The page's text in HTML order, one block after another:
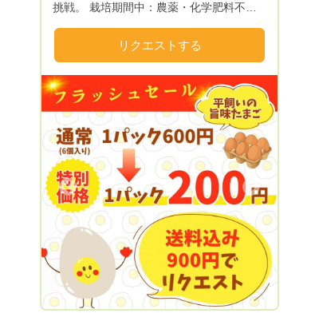
挑戦。 栽培期間中：農薬・化学肥料不使
スフリーな「平飼い卵」 極上プリン：自
家製卵×北海道産てんさい×国産牛乳 📍和
歌山から素材に妥協しない『食』をデザイ
ン
リクエストする
Next